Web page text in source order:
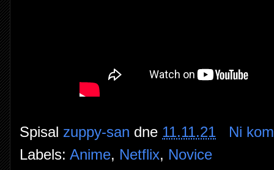
Spisal zuppy-san dne 11.11.21
Ni
Labels: Anime, Netflix, Novice